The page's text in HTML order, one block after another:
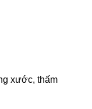
xước, thấm